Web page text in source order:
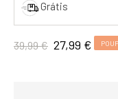
Grátis
39,99 € 27,99 €